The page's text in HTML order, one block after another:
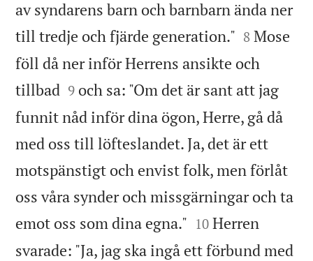
av syndarens barn och barnbarn ända ner
till tredje och fjärde generation." 

8 Mose
föll då ner inför Herrens ansikte och
tillbad 

9 och sa: "Om det är sant att jag
funnit nåd inför dina ögon, Herre, gå då
med oss till löfteslandet. Ja, det är ett
motspänstigt och envist folk, men förlåt
oss våra synder och missgärningar och ta
emot oss som dina egna." 

10 Herren
svarade: "Ja, jag ska ingå ett förbund med